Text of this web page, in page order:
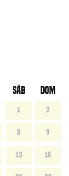
SÁB DOM
1 2
8 9
15 16